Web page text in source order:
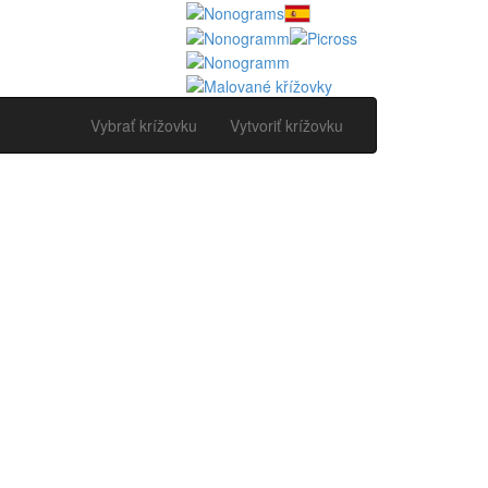
Vybrať krížovku Vytvoriť krížovku